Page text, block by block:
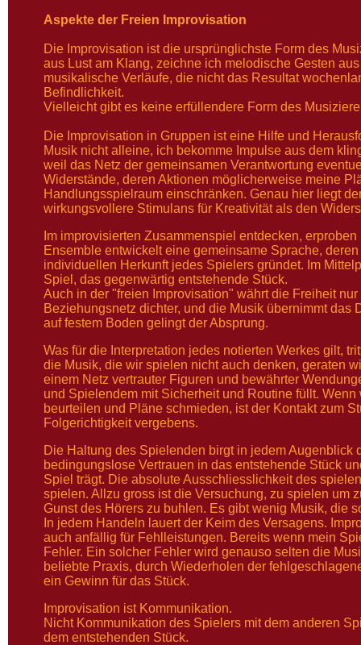
Aspekte der Freien Improvisation
Die Improvisation ist die ursprünglichste Form des
aus Lust am Klang, zeichne ich melodische Gesten
musikalische Verläufe, die nicht das Resultat
Befindlichkeit.
Vielleicht gibt es keine erfüllendere Form des
Die Improvisation in Gruppen ist eine Hilfe und
Musik nicht alleine, ich bekomme Impulse aus dem
weil das Netz der gemeinsamen Verantwortung
Widerstände, deren Aktionen möglicherweise meine
Handlungsspielraum einschränken. Genau hier liegt
wirkungsvollere Stimulans für Kreativität als den
Im improvisierten Zusammenspiel entdecken,
Ensemble entwickelt eine gemeinsame Sprache,
individuellen Herkunft jedes Spielers gründet. Im
Spiel, das gegenwärtig entstehende Stück.
Auch in der "freien Improvisation" währt die Freiheit
Beziehungsnetz dichter, und die Musik übernimmt
auf festem Boden gelingt der Absprung.
Was für die Interpretation jedes notierten Werkes gilt,
die Musik, die wir spielen nicht auch denken, geraten
einem Netz vertrauter Figuren und bewährter
und Spielendem mit Sicherheit und Routine füllt.
beurteilen und Pläne schmieden, ist der Kontakt zum
Folgerichtigkeit vergebens.
Die Haltung des Spielenden birgt in jedem
bedingungslose Vertrauen in das entstehende Stück
Spiel trägt. Die absolute Ausschliesslichkeit des
spielen. Allzu gross ist die Versuchung, zu spielen um
Gunst des Hörers zu buhlen. Es gibt wenig Musik, die
In jedem Handeln lauert der Keim des Versagens.
auch anfällig für Fehlleistungen. Bereits wenn mein
Fehler. Ein solcher Fehler wird genauso selten die
beliebte Praxis, durch Wiederholen der
ein Gewinn für das Stück.
Improvisation ist Kommunikation.
Nicht Kommunikation des Spielers mit dem anderen
dem entstehenden Stück.